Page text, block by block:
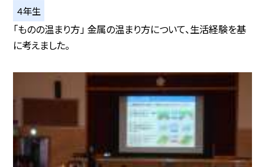
４年生
「ものの温まり方」 金属の温まり方について、生活経験を基
に考えました。